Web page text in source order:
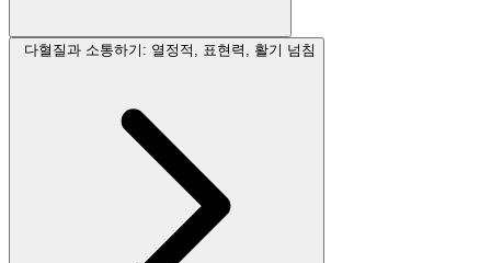
다혈질과 소통하기: 열정적, 표현력, 활기 넘침